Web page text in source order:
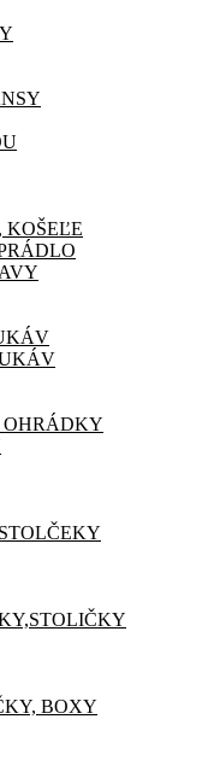
KOŠEĽE
OHRÁDKY
BOXY